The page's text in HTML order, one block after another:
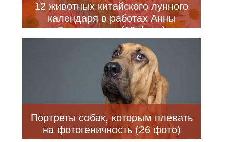
12 животных китайского лунного
календаря в работах Анны
Буккьярелли (12 фото)
Портреты собак, которым плевать
на фотогеничность (26 фото)